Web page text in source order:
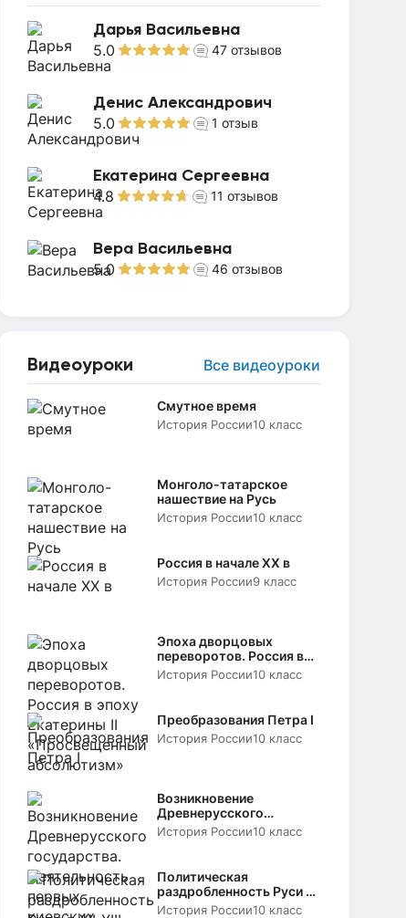
Дарья Васильевна
5.0 47 отзывов
Денис Александрович
5.0 1 отзыв
Екатерина Сергеевна
4.8 11 отзывов
Вера Васильевна
5.0 46 отзывов
Видеоуроки Все видеоуроки
Смутное время
История России10 класс
Монголо-татарское
нашествие на Русь
История России10 класс
Россия в начале XX в
История России9 класс
Эпоха дворцовых
переворотов. Россия в
эпоху Екатерины II
«Просвещенный
История России10 класс
Преобразования Петра I
История России10 класс
Возникновение
Древнерусского
государства.
Деятельность первых
История России10 класс
Политическая
раздробленность Руси в
XII-XIII веках
История России10 класс